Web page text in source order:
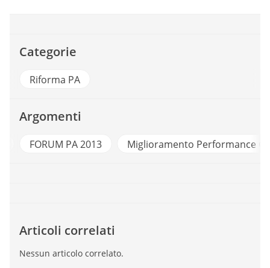
Categorie
Riforma PA
Argomenti
FORUM PA 2013 Miglioramento Performance
Articoli correlati
Nessun articolo correlato.